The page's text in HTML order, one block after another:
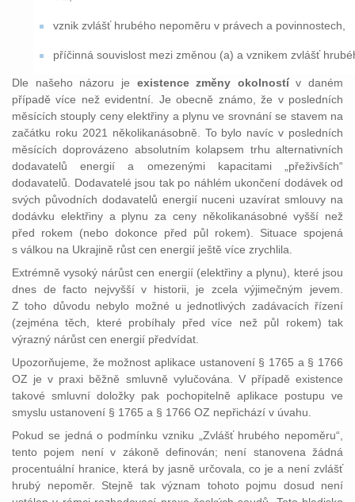
vznik zvlášť hrubého nepoměru v právech a povinnostech,
příčinná souvislost mezi změnou (a) a vznikem zvlášť
Dle našeho názoru je existence změny okolnostív daném
případě více než evidentní. Je obecně známo, že v posledních
měsících stouply ceny elektřiny a plynu ve srovnání se stavem na
začátku roku 2021 několikanásobně. To bylo navíc v posledních
měsících doprovázeno absolutním kolapsem trhu alternativních
dodavatelů energií a omezenými kapacitami „přeživších“
dodavatelů. Dodavatelé jsou tak po náhlém ukončení dodávek od
svých původních dodavatelů energií nuceni uzavírat smlouvy na
dodávku elektřiny a plynu za ceny několikanásobné vyšší než
před rokem (nebo dokonce před půl rokem). Situace spojená
s válkou na Ukrajině růst cen energií ještě více zrychlila.
Extrémně vysoký nárůst cen energií (elektřiny a plynu), které jsou
dnes de facto nejvyšší v historii, je zcela výjimečným jevem.
Z toho důvodu nebylo možné u jednotlivých zadávacích řízení
(zejména těch, které probíhaly před více než půl rokem) tak
výrazný nárůst cen energií předvídat.
Upozorňujeme, že možnost aplikace ustanovení § 1765 a § 1766
OZ je v praxi běžně smluvně vylučována. V případě existence
takové smluvní doložky pak pochopitelně aplikace postupu ve
smyslu ustanovení § 1765 a § 1766 OZ nepřichází v úvahu.
Pokud se jedná o podmínku vzniku „Zvlášť hrubého nepoměru“,
tento pojem není v zákoně definován; není stanovena žádná
procentuální hranice, která by jasně určovala, co je a není zvlášť
hrubý nepoměr. Stejně tak význam tohoto pojmu dosud není